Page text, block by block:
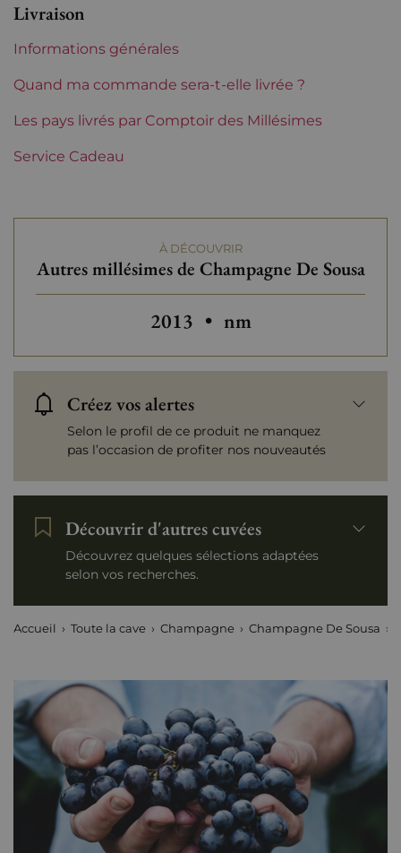
Niveau Parfait
Etiquette Parfaite
Région
De 30 à 50 €
Livraison
Informations générales
Quand ma commande sera-t-elle livrée ?
Les pays livrés par Comptoir des Millésimes
Service Cadeau
À DÉCOUVRIR
Autres millésimes de Champagne De Sousa
Autres millésimes de
2013 • nm
Créez vos alertes
Selon le profil de ce produit ne manquez
pas l’occasion de profiter nos nouveautés
Découvrir d'autres cuvées
Découvrez quelques sélections adaptées
selon vos recherches.
Accueil Toute la cave Champagne Champagne De Sousa